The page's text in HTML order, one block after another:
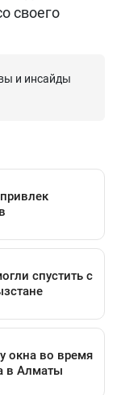
своего
и инсайды